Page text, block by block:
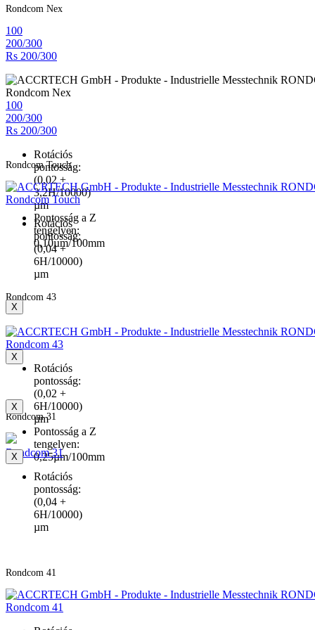
Rondcom Nex
100
200/300
Rs 200/300
Rondcom Nex
100
200/300
Rs 200/300
Rotációs
pontosság:
(0,02 +
3,2H/10000)
µm
Pontosság a Z
tengelyen:
0,10µm/100mm
Rondcom Touch
Rondcom Touch
Rotációs
pontosság:
(0,04 +
6H/10000)
µm
Rondcom 43
Rondcom 43
Rotációs
pontosság:
(0,02 +
6H/10000)
µm
Pontosság a Z
tengelyen:
0,25µm/100mm
Rondcom 31
Rondcom 31
Rotációs
pontosság:
(0,04 +
6H/10000)
µm
Rondcom 41
Rondcom 41
X
X
X
X